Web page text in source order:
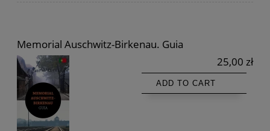
Memorial Auschwitz-Birkenau. Guia
25,00 zł
ADD TO CART